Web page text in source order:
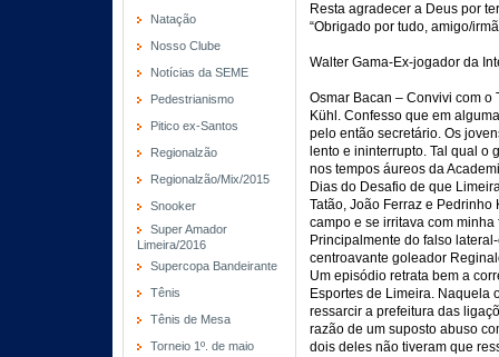
Natação
Nosso Clube
Notícias da SEME
Pedestrianismo
Pitico ex-Santos
Regionalzão
Regionalzão/Mix/2015
Snooker
Super Amador
Limeira/2016
Supercopa Bandeirante
Tênis
Tênis de Mesa
Torneio 1º. de maio
Resta agradecer a Deus por
“Obrigado por tudo, amigo/
Walter Gama-Ex-jogador da
Osmar Bacan – Convivi com
Kühl. Confesso que em
pelo então secretário. Os
lento e ininterrupto. Tal qual o
nos tempos áureos da
Dias do Desafio de que
Tatão, João Ferraz e
campo e se irritava com
Principalmente do falso
centroavante goleador
Um episódio retrata bem a
Esportes de Limeira. Naquela
ressarcir a prefeitura das
razão de um suposto abuso
dois deles não tiveram que